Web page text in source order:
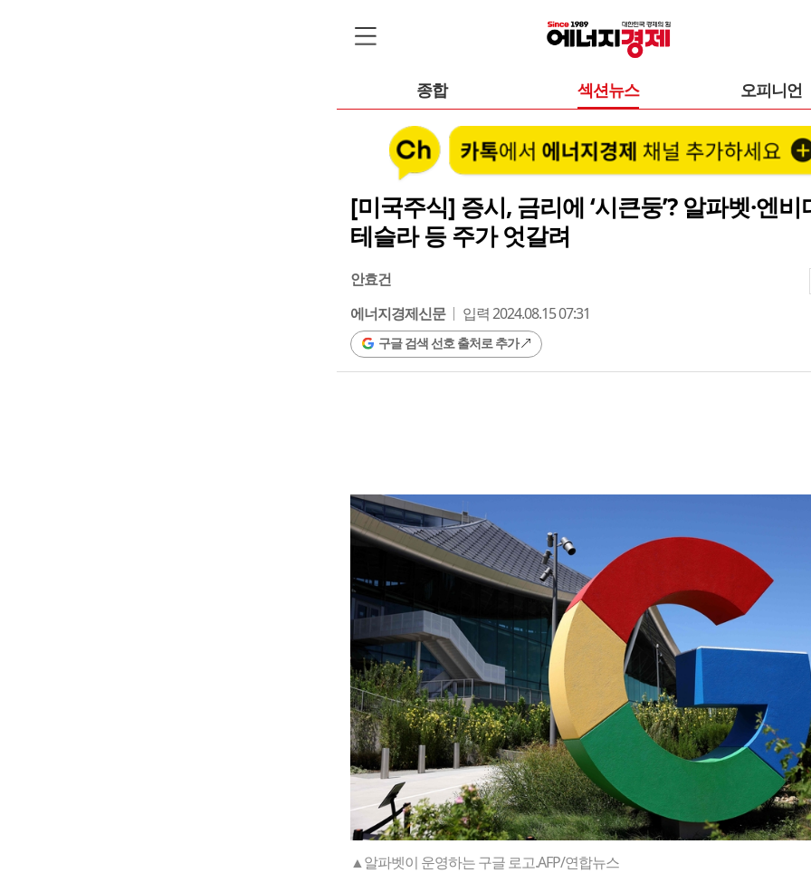
종합 섹션뉴스 오피니언
[미국주식] 증시, 금리에 ‘시큰둥’? 알파벳·엔비
테슬라 등 주가 엇갈려
안효건
에너지경제신문
입력 2024.08.15 07:31
구글 검색 선호 출처로 추가
▲알파벳이 운영하는 구글 로고.AFP/연합뉴스